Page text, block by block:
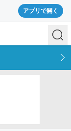
アプリで開く